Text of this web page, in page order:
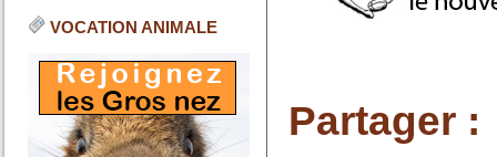
VOCATION ANIMALE
Partager :